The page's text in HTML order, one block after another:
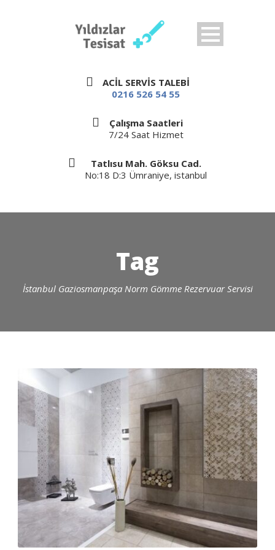
ACİL SERVİS TALEBİ
0216 526 54 55
Çalışma Saatleri
7/24 Saat Hizmet
Tatlısu Mah. Göksu Cad.
No:18 D:3 Ümraniye, istanbul
Tag
İstanbul Gaziosmanpaşa Norm Gömme Rezervuar Servisi